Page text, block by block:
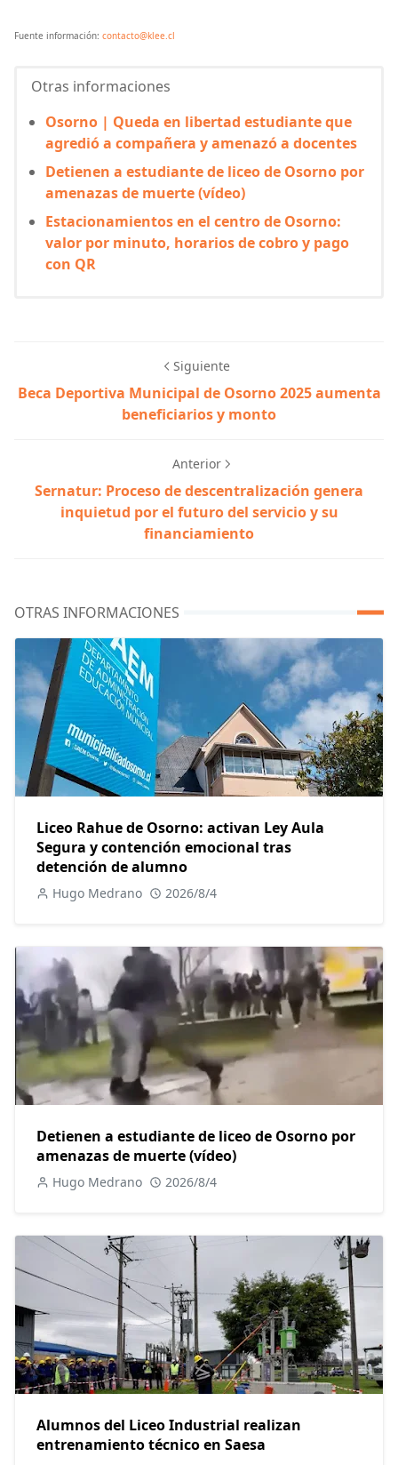
Fuente información: contacto@klee.cl
Otras informaciones
Osorno | Queda en libertad estudiante que
agredió a compañera y amenazó a docentes
Detienen a estudiante de liceo de Osorno por
amenazas de muerte (vídeo)
Estacionamientos en el centro de Osorno:
valor por minuto, horarios de cobro y pago
con QR
Siguiente
Beca Deportiva Municipal de Osorno 2025 aumenta
beneficiarios y monto
Anterior
Sernatur: Proceso de descentralización genera
inquietud por el futuro del servicio y su
financiamiento
OTRAS INFORMACIONES
Liceo Rahue de Osorno: activan Ley Aula
Segura y contención emocional tras
detención de alumno
Hugo Medrano 2026/8/4
Detienen a estudiante de liceo de Osorno por
amenazas de muerte (vídeo)
Hugo Medrano 2026/8/4
Alumnos del Liceo Industrial realizan
entrenamiento técnico en Saesa